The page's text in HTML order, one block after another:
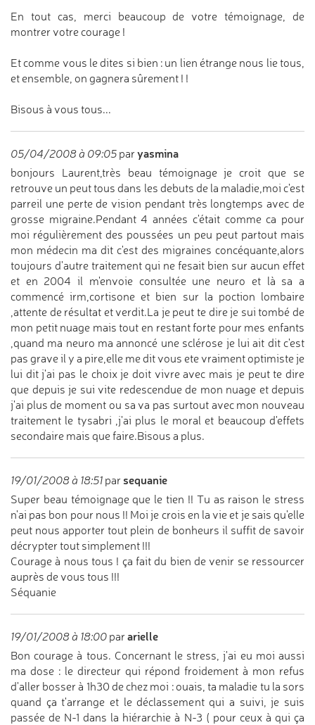
En tout cas, merci beaucoup de votre témoignage, de
montrer votre courage !
Et comme vous le dites si bien : un lien étrange nous lie tous,
et ensemble, on gagnera sûrement ! !
Bisous à vous tous...
05/04/2008 à 09:05 par yasmina
bonjours Laurent,très beau témoignage je croit que se
retrouve un peut tous dans les debuts de la maladie,moi c'est
parreil une perte de vision pendant très longtemps avec de
grosse migraine.Pendant 4 années c'était comme ca pour
moi régulièrement des poussées un peu peut partout mais
mon médecin ma dit c'est des migraines concéquante,alors
toujours d'autre traitement qui ne fesait bien sur aucun effet
et en 2004 il m'envoie consultée une neuro et là sa a
commencé irm,cortisone et bien sur la poction lombaire
,attente de résultat et verdit.La je peut te dire je sui tombé de
mon petit nuage mais tout en restant forte pour mes enfants
,quand ma neuro ma annoncé une sclérose je lui ait dit c'est
pas grave il y a pire,elle me dit vous ete vraiment optimiste je
lui dit j'ai pas le choix je doit vivre avec mais je peut te dire
que depuis je sui vite redescendue de mon nuage et depuis
j'ai plus de moment ou sa va pas surtout avec mon nouveau
traitement le tysabri ,j'ai plus le moral et beaucoup d'effets
secondaire mais que faire.Bisous a plus.
19/01/2008 à 18:51 par sequanie
Super beau témoignage que le tien !! Tu as raison le stress
n'ai pas bon pour nous !! Moi je crois en la vie et je sais qu'elle
peut nous apporter tout plein de bonheurs il suffit de savoir
décrypter tout simplement !!!
Courage à nous tous ! ça fait du bien de venir se ressourcer
auprès de vous tous !!!
Séquanie
19/01/2008 à 18:00 par arielle
Bon courage à tous. Concernant le stress, j'ai eu moi aussi
ma dose : le directeur qui répond froidement à mon refus
d'aller bosser à 1h30 de chez moi : ouais, ta maladie tu la sors
quand ça t'arrange et le déclassement qui a suivi, je suis
passée de N-1 dans la hiérarchie à N-3 ( pour ceux à qui ça